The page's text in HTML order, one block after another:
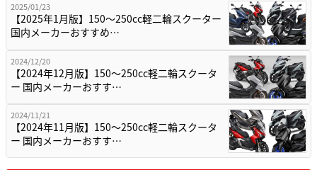
2025/01/23
【2025年1月版】150～250cc軽二輪スクーター
国内メーカーおすすめ…
2024/12/20
【2024年12月版】150～250cc軽二輪スクータ
ー 国内メーカーおすす…
2024/11/21
【2024年11月版】150～250cc軽二輪スクータ
ー 国内メーカーおすす…